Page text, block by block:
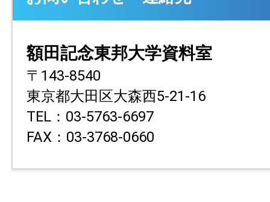
額田記念東邦大学資料室
〒143-8540
東京都大田区大森西5-21-16
TEL：03-5763-6697
FAX：03-3768-0660